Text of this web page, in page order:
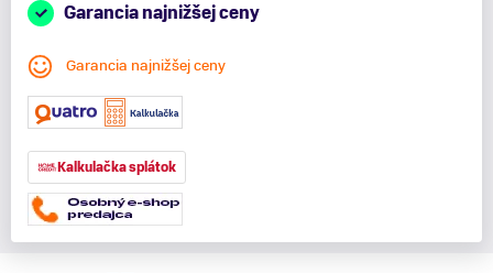
Garancia najnižšej ceny
Garancia najnižšej ceny
Kalkulačka splátok